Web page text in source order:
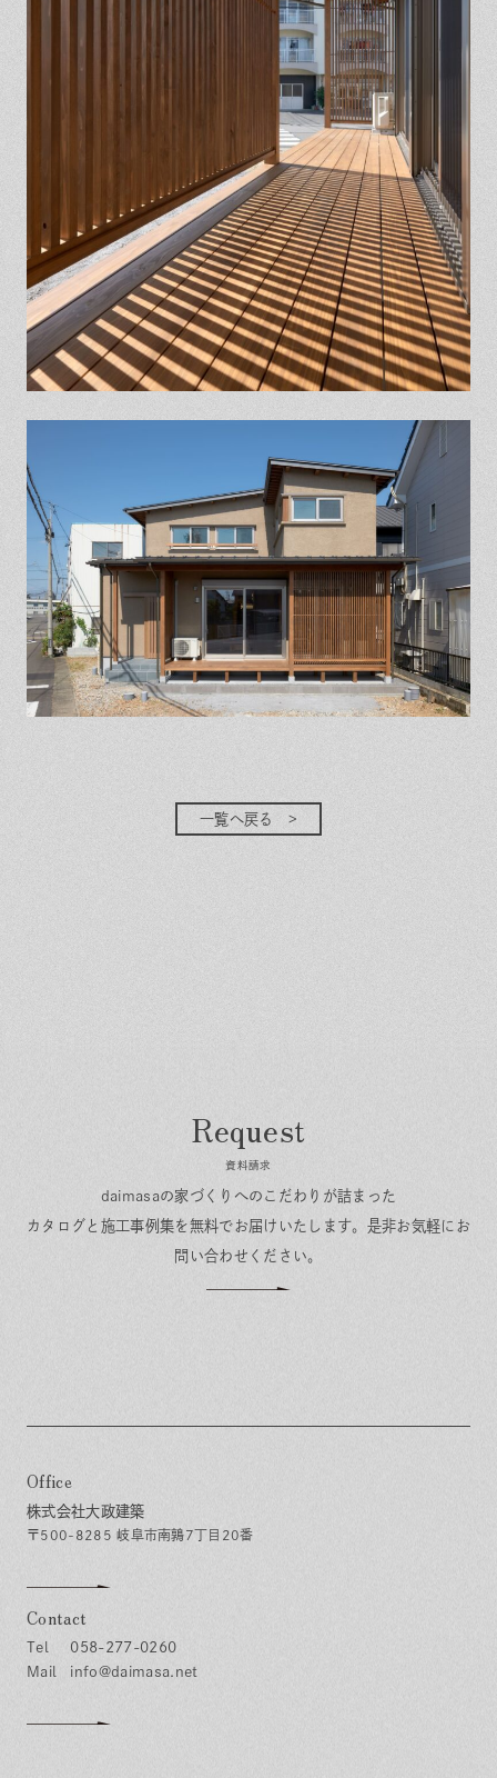
一覧へ戻る
資料請求
daimasaの家づくりへのこだわりが詰まった
カタログと施工事例集を無料でお届けいたします。 是非お気軽にお
問い合わせください。
Office
株式会社大政建築
〒500-8285 岐阜市南鶉7丁目20番
Contact
058-277-0260
info@daimasa.net